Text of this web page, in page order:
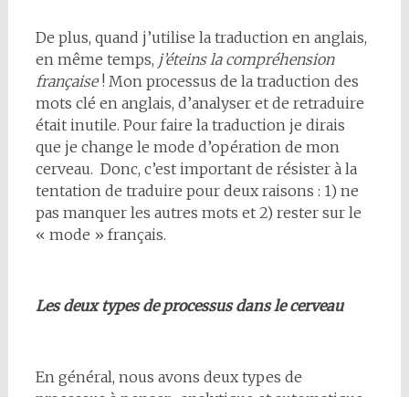
De plus, quand j’utilise la traduction en anglais,
en même temps, j’éteins la compréhension
française! Mon processus de la traduction des
mots clé en anglais, d’analyser et de retraduire
était inutile. Pour faire la traduction je dirais
que je change le mode d’opération de mon
cerveau. Donc, c’est important de résister à la
tentation de traduire pour deux raisons : 1) ne
pas manquer les autres mots et 2) rester sur le
« mode » français.
Les deux types de processus dans le cerveau
En général, nous avons deux types de